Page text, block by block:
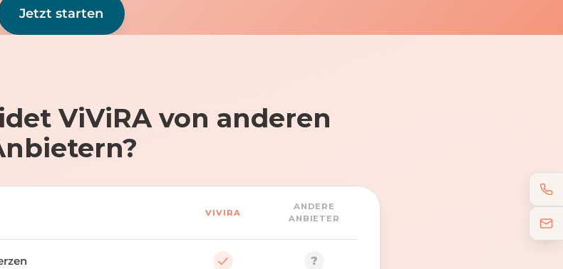
Jetzt starten
ViViRA von anderen
VIVIRA
ANDERE
ANBIETER
?